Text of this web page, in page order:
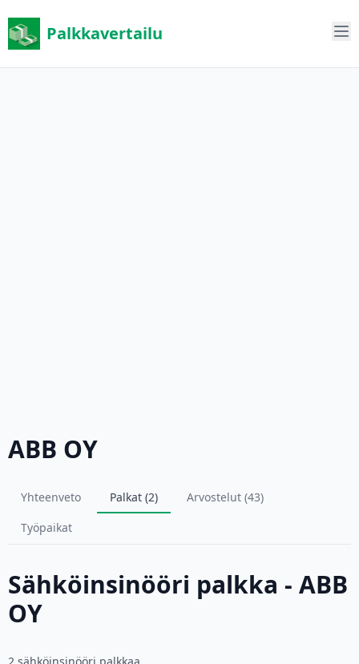
Palkkavertailu
ABB OY
Yhteenveto Palkat (2)
Arvostelut (43)
Työpaikat
Sähköinsinööri palkka - ABB
OY